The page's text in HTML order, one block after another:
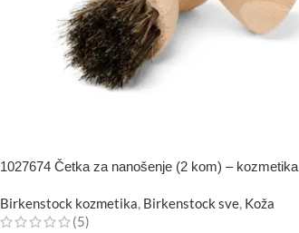
1027674 Četka za nanošenje (2 kom) – kozmetika
Birkenstock kozmetika, Birkenstock sve, Koža
(5)